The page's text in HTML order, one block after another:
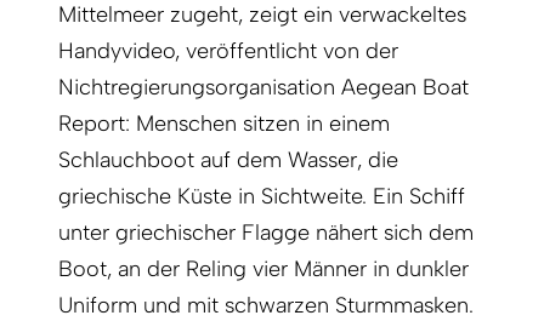
Mittelmeer zugeht, zeigt ein verwackeltes
Handyvideo, veröffentlicht von der
Nichtregierungsorganisation Aegean Boat
Report: Menschen sitzen in einem
Schlauchboot auf dem Wasser, die
griechische Küste in Sichtweite. Ein Schiff
unter griechischer Flagge nähert sich dem
Boot, an der Reling vier Männer in dunkler
Uniform und mit schwarzen Sturmmasken.